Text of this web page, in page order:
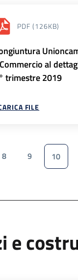
PDF (126KB)
al
trimestre 2019
FILE
8 9 10
e